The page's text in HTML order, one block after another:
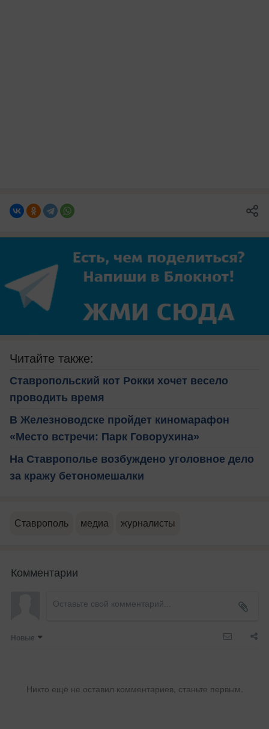
Читайте также:
Ставропольский кот Рокки хочет весело
проводить время
В Железноводске пройдет киномарафон
«Место встречи: Парк Говорухина»
На Ставрополье возбуждено уголовное дело
за кражу бетономешалки
Ставрополь медиа журналисты
Комментарии
Новые
Никто ещё не оставил комментариев, станьте первым.